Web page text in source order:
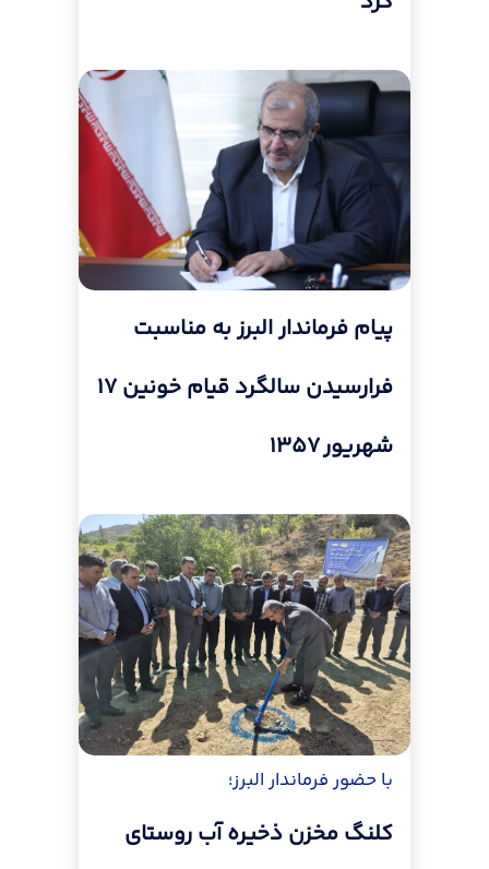
پیام فرماندار البرز به مناسبت
فرارسیدن سالگرد قیام خونین ۱۷
شهریور ۱۳۵۷
با حضور فرماندار البرز؛
کلنگ مخزن ذخیره آب روستای